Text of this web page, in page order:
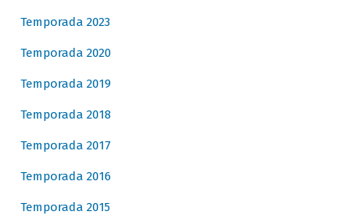
Temporada 2023
Temporada 2020
Temporada 2019
Temporada 2018
Temporada 2017
Temporada 2016
Temporada 2015